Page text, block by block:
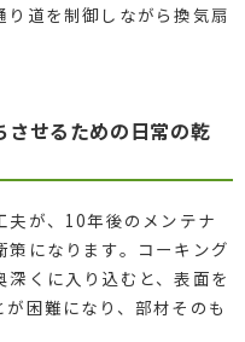
道を制御しながら換気扇
せるための日常の乾
夫が、10年後のメンテナ
策になります。コーキング
くに入り込むと、表面を
困難になり、部材そのも